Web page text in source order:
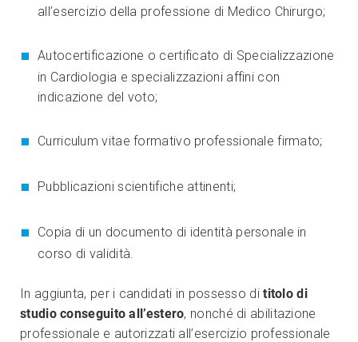
all’esercizio della professione di Medico Chirurgo;
Autocertificazione o certificato di Specializzazione
in Cardiologia e specializzazioni affini con
indicazione del voto;
Curriculum vitae formativo professionale firmato;
Pubblicazioni scientifiche attinenti;
Copia di un documento di identità personale in
corso di validità.
In aggiunta, per i candidati in possesso dititolo di
studio conseguito all’estero, nonché di abilitazione
professionale e autorizzati all’esercizio professionale